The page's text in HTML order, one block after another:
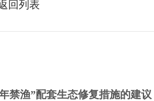
回列表
禁渔”配套生态修复措施的建议